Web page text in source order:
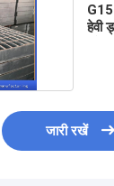
हेवी
जारी रखें